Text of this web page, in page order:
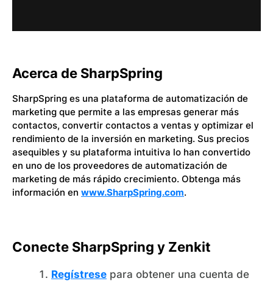
Acerca de SharpSpring
SharpSpring es una plataforma de automatización de
marketing que permite a las empresas generar más
contactos, convertir contactos a ventas y optimizar el
rendimiento de la inversión en marketing. Sus precios
asequibles y su plataforma intuitiva lo han convertido
en uno de los proveedores de automatización de
marketing de más rápido crecimiento. Obtenga más
información en www.SharpSpring.com.
Conecte SharpSpring y Zenkit
Regístrese para obtener una cuenta de